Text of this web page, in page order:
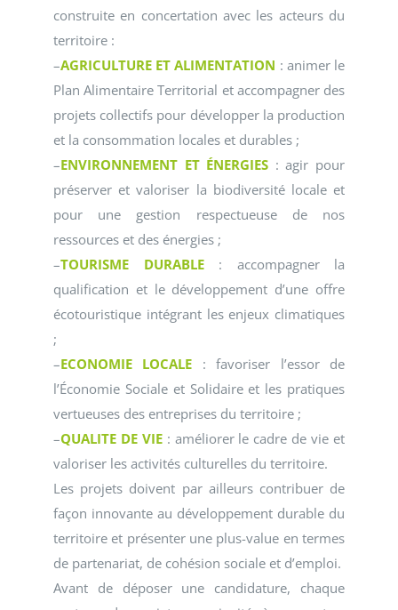
construite en concertation avec les acteurs du
territoire :
–AGRICULTURE ET ALIMENTATION : animer le
Plan Alimentaire Territorial et accompagner des
projets collectifs pour développer la production
et la consommation locales et durables ;
–ENVIRONNEMENT ET ÉNERGIES : agir pour
préserver et valoriser la biodiversité locale et
pour une gestion respectueuse de nos
ressources et des énergies ;
–TOURISME DURABLE: accompagner la
qualification et le développement d’une offre
écotouristique intégrant les enjeux climatiques
;
–ECONOMIE LOCALE : favoriser l’essor de
l’Économie Sociale et Solidaire et les pratiques
vertueuses des entreprises du territoire ;
–QUALITE DE VIE: améliorer le cadre de vie et
valoriser les activités culturelles du territoire.
Les projets doivent par ailleurs contribuer de
façon innovante au développement durable du
territoire et présenter une plus-value en termes
de partenariat, de cohésion sociale et d’emploi.
Avant de déposer une candidature, chaque